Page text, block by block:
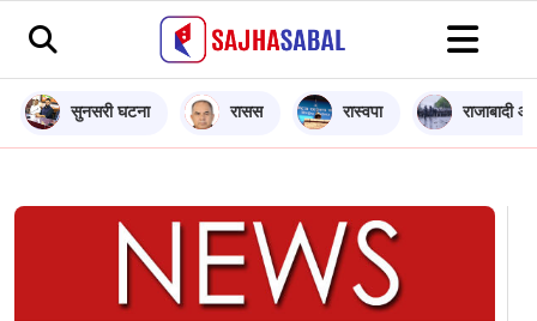
सुनसरी घटना रासस रास्वपा राजाबादी